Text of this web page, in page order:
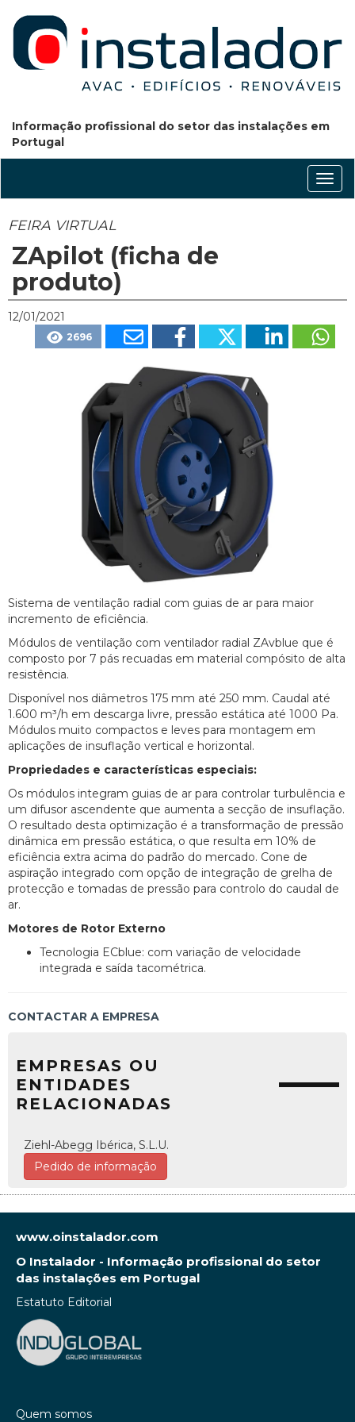
Informação profissional do setor das instalações em
Portugal
FEIRA VIRTUAL
ZApilot (ficha de
produto)
12/01/2021
2696
Sistema de ventilação radial com guias de ar para maior
incremento de eficiência.
Módulos de ventilação com ventilador radial ZAvblue que é
composto por 7 pás recuadas em material compósito de alta
resistência.
Disponível nos diâmetros 175 mm até 250 mm. Caudal até
1.600 m³/h em descarga livre, pressão estática até 1000 Pa.
Módulos muito compactos e leves para montagem em
aplicações de insuflação vertical e horizontal.
Propriedades e características especiais:
Os módulos integram guias de ar para controlar turbulência e
um difusor ascendente que aumenta a secção de insuflação.
O resultado desta optimização é a transformação de pressão
dinâmica em pressão estática, o que resulta em 10% de
eficiência extra acima do padrão do mercado. Cone de
aspiração integrado com opção de integração de grelha de
protecção e tomadas de pressão para controlo do caudal de
ar.
Motores de Rotor Externo
Tecnologia ECblue: com variação de velocidade
integrada e saída tacométrica.
CONTACTAR A EMPRESA
EMPRESAS OU
ENTIDADES
RELACIONADAS
Ziehl-Abegg Ibérica, S.L.U.
Pedido de informação
www.oinstalador.com
O Instalador - Informação profissional do setor
das instalações em Portugal
Estatuto Editorial
Quem somos